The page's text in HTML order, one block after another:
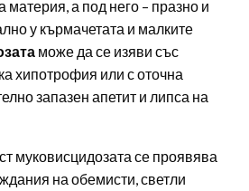
материя, а под него – празно и
у кърмачетата и малките
може да се изяви със
хипотрофия или с оточна
запазен апетит и липса на
муковисцидозата се проявява
на обемисти, светли